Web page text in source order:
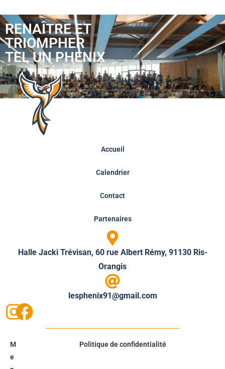
RENAÎTRE ET
TRIOMPHER
TEL UN PHENIX
Accueil
Calendrier
Contact
Partenaires
Halle Jacki Trévisan, 60 rue Albert Rémy, 91130 Ris-
Orangis
lesphenix91@gmail.com
M
e
Politique de confidentialité